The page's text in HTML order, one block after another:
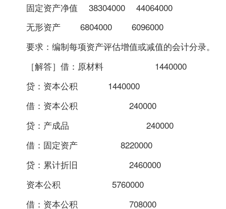
固定资产净值 38304000 44064000
无形资产 6804000 6096000
要求：编制每项资产评估增值或减值的会计分录。
［解答］借：原材料 1440000
贷：资本公积 1440000
借：资本公积 240000
贷：产成品 240000
借：固定资产 8220000
贷：累计折旧 2460000
资本公积 5760000
借：资本公积 708000